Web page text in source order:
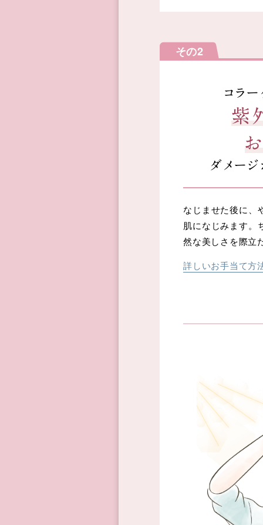
その2
コラー
紫
ダメージ
なじませた後に、
肌になじみます。
然な美しさを際立
詳しいお手当て方